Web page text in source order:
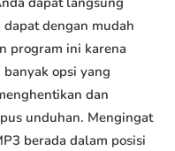
dengan mudah
program ini karena
opsi yang
dan
unduhan. Mengingat
berada dalam posisi